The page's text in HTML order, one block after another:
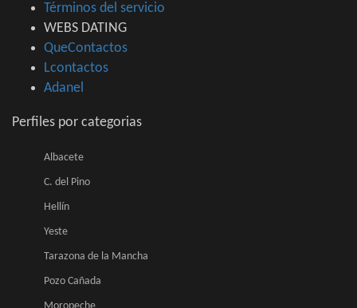
Términos del servicio
WEBS DATING
QueContactos
Lcontactos
Adanel
Perfiles por categorias
Albacete
C. del Pino
Hellín
Yeste
Tarazona de la Mancha
Pozo Cañada